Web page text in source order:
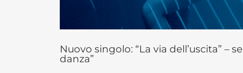
Nuovo singolo: “La via dell’uscita” –
danza”